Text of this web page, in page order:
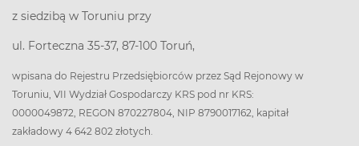
z siedzibą w Toruniu przy
ul. Forteczna 35-37, 87-100 Toruń,
wpisana do Rejestru Przedsiębiorców przez Sąd Rejonowy w
Toruniu, VII Wydział Gospodarczy KRS pod nr KRS:
0000049872, REGON 870227804, NIP 8790017162, kapitał
zakładowy 4 642 802 złotych.